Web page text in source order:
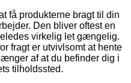
få produkterne bragt til din
Den bliver oftest en
virkelig let gængelig.
fragt er utvivlsomt at hente
af at du befinder dig i
tilholdssted.